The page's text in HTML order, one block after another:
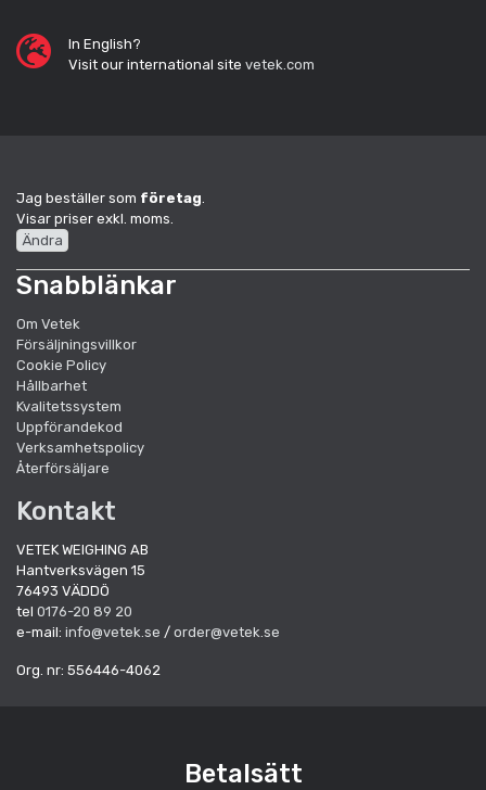
In English?
Visit our international site vetek.com
Jag beställer som företag
Visar priser exkl. moms.
Ändra
Snabblänkar
Om Vetek
Försäljningsvillkor
Cookie Policy
Hållbarhet
Kvalitetssystem
Uppförandekod
Verksamhetspolicy
Återförsäljare
Kontakt
VETEK WEIGHING AB
Hantverksvägen 15
76493 VÄDDÖ
tel 0176-20 89 20
e-mail: info@vetek.se / order@vetek.se
Org. nr: 556446-4062
Betalsätt